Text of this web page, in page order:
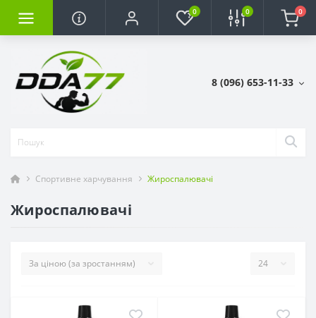
0 0 0
8 (096) 653-11-33
Спортивне харчування Жироспалювачі
Жироспалювачі